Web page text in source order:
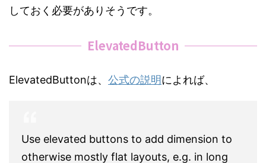
しておく必要がありそうです。
ElevatedButton
ElevatedButtonは、 公式の説明によれば、
Use elevated buttons to add dimension to
otherwise mostly flat layouts, e.g. in long